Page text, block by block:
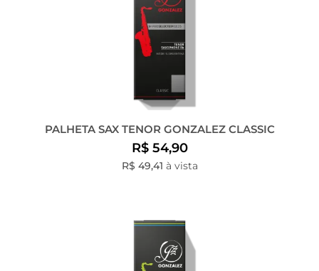
PALHETA SAX TENOR GONZALEZ CLASSIC
R$ 54,90
R$ 49,41 à vista